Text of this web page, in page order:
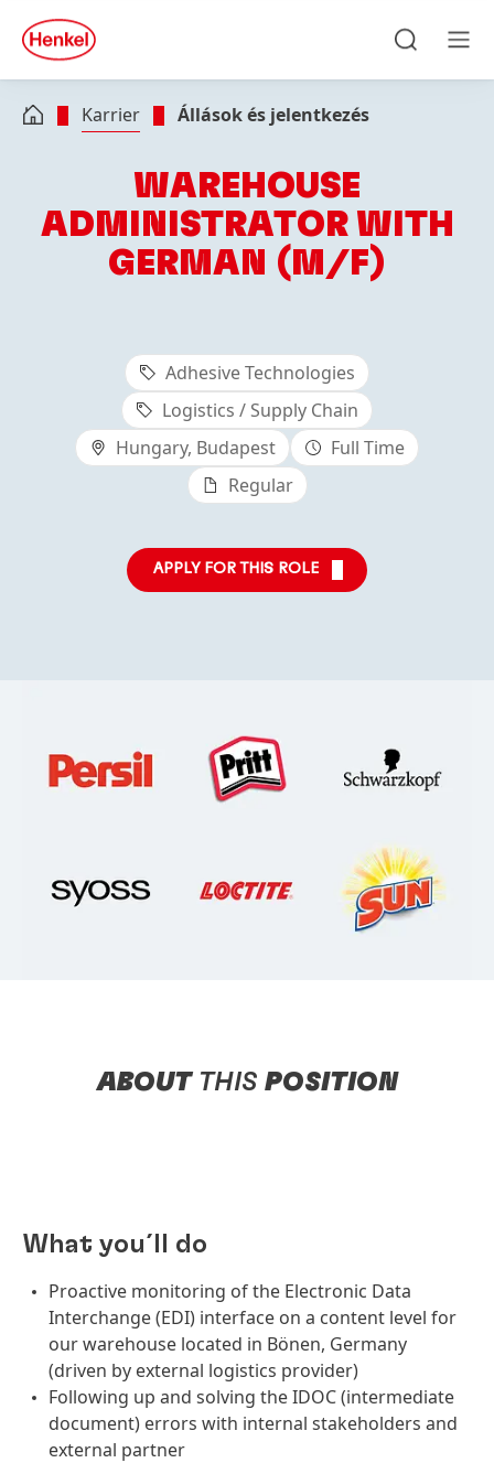
Skip to footer
quick
search
Karrier Állások és jelentkezés
WAREHOUSE
ADMINISTRATOR WITH
GERMAN (M/F)
Adhesive Technologies
Logistics / Supply Chain
Hungary, Budapest
Full Time
Regular
APPLY FOR THIS ROLE
ABOUT THIS POSITION
What you´ll do
Proactive monitoring of the Electronic Data
Interchange (EDI) interface on a content level for
our warehouse located in Bönen, Germany
(driven by external logistics provider)
Following up and solving the IDOC (intermediate
document) errors with internal stakeholders and
external partner